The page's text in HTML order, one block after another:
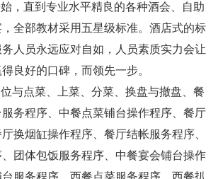
，直到专业水平精良的各种酒会、自助
全部教材采用五星级标准。酒店式的标
人员永远应对自如，人员素质实力会让
良好的口碑，而领先一步。
与点菜、上菜、分菜、换盘与撤盘、餐
务程序、中餐点菜铺台操作程序、餐厅
换烟缸操作程序、餐厅结帐服务程序、
团体包饭服务程序、中餐宴会铺台操作